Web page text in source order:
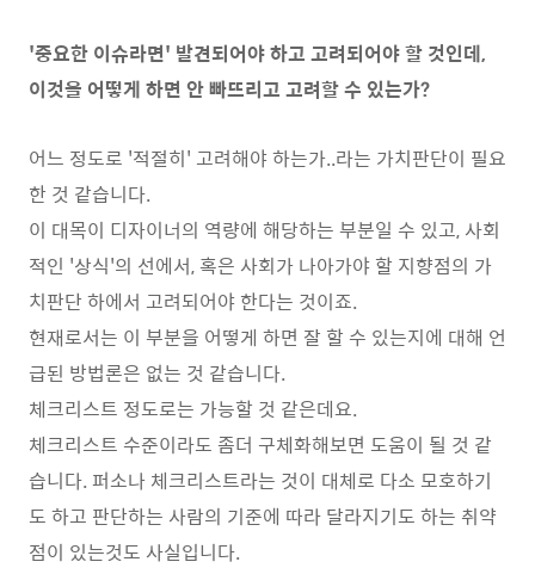
'중요한 이슈라면' 발견되어야 하고 고려되어야 할 것인데,
이것을 어떻게 하면 안 빠뜨리고 고려할 수 있는가?
어느 정도로 '적절히' 고려해야 하는가..라는 가치판단이 필요
한 것 같습니다.
이 대목이 디자이너의 역량에 해당하는 부분일 수 있고, 사회
적인 '상식'의 선에서, 혹은 사회가 나아가야 할 지향점의 가
치판단 하에서 고려되어야 한다는 것이죠.
현재로서는 이 부분을 어떻게 하면 잘 할 수 있는지에 대해 언
급된 방법론은 없는 것 같습니다.
체크리스트 정도로는 가능할 것 같은데요.
체크리스트 수준이라도 좀더 구체화해보면 도움이 될 것 같
습니다. 퍼소나 체크리스트라는 것이 대체로 다소 모호하기
도 하고 판단하는 사람의 기준에 따라 달라지기도 하는 취약
점이 있는것도 사실입니다.